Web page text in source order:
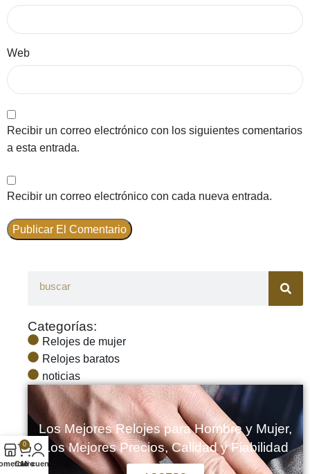
Web
Recibir un correo electrónico con los siguientes comentarios
a esta entrada.
Recibir un correo electrónico con cada nueva entrada.
Categorías:
Relojes de mujer
Relojes baratos
noticias
Los Mejores Relojes para Hombre y Mujer,
Los Mejores Precios, Calidad y Fiabilidad
0
Carro
Mi cuenta